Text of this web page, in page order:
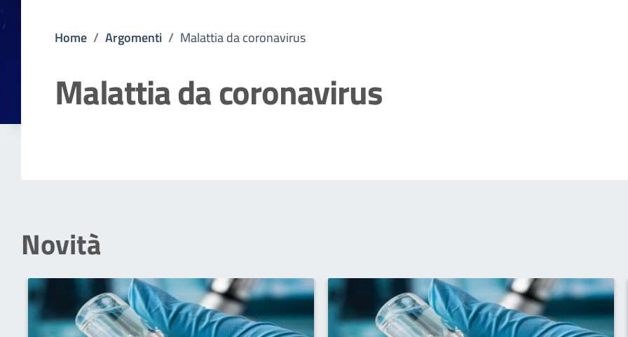
Home / Argomenti / Malattia da coronavirus
Malattia da coronavirus
Novità